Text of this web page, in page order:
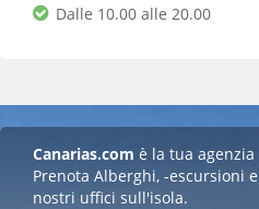
Dalle 10.00 alle 20.00
Canarias.com è la tua
Prenota Alberghi, -escursioni
nostri uffici sull'isola.